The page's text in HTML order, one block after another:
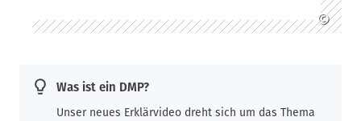
©
Was ist ein DMP?
Unser neues Erklärvideo dreht sich um das Thema